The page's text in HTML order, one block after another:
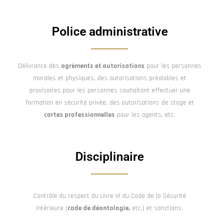
Police administrative
Délivrance des agréments et autorisations pour les personnes
morales et physiques, des autorisations préalables et
provisoires pour les personnes souhaitant effectuer une
formation en sécurité privée, des autorisations de stage et
cartes professionnelles pour les agents, etc.
Disciplinaire
Contrôle du respect du Livre VI du Code de la Sécurité
Intérieure (code de déontologie, etc.) et sanctions.